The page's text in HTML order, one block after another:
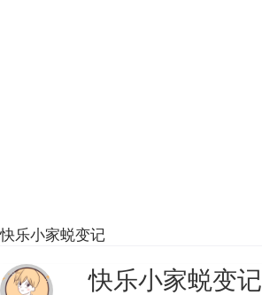
快乐小家蜕变记
快乐小家蜕变记